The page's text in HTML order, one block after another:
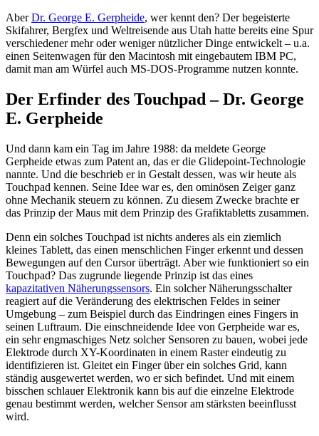
AberDr. George E. Gerpheide, wer kennt den? Der begeisterte
Skifahrer, Bergfex und Weltreisende aus Utah hatte bereits eine Spur
verschiedener mehr oder weniger nützlicher Dinge entwickelt – u.a.
einen Seitenwagen für den Macintosh mit eingebautem IBM PC,
damit man am Würfel auch MS-DOS-Programme nutzen konnte.
Der Erfinder des Touchpad – Dr. George
E. Gerpheide
Und dann kam ein Tag im Jahre 1988: da meldete George
Gerpheide etwas zum Patent an, das er die Glidepoint-Technologie
nannte. Und die beschrieb er in Gestalt dessen, was wir heute als
Touchpad kennen. Seine Idee war es, den ominösen Zeiger ganz
ohne Mechanik steuern zu können. Zu diesem Zwecke brachte er
das Prinzip der Maus mit dem Prinzip des Grafiktabletts zusammen.
Denn ein solches Touchpad ist nichts anderes als ein ziemlich
kleines Tablett, das einen menschlichen Finger erkennt und dessen
Bewegungen auf den Cursor überträgt. Aber wie funktioniert so ein
Touchpad? Das zugrunde liegende Prinzip ist das eines
kapazitativen Näherungssensors. Ein solcher Näherungsschalter
reagiert auf die Veränderung des elektrischen Feldes in seiner
Umgebung – zum Beispiel durch das Eindringen eines Fingers in
seinen Luftraum. Die einschneidende Idee von Gerpheide war es,
ein sehr engmaschiges Netz solcher Sensoren zu bauen, wobei jede
Elektrode durch XY-Koordinaten in einem Raster eindeutig zu
identifizieren ist. Gleitet ein Finger über ein solches Grid, kann
ständig ausgewertet werden, wo er sich befindet. Und mit einem
bisschen schlauer Elektronik kann bis auf die einzelne Elektrode
genau bestimmt werden, welcher Sensor am stärksten beeinflusst
wird.